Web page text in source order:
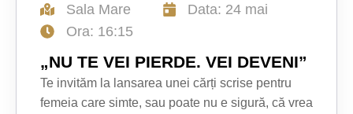
Sala Mare
Data: 24 mai
Ora: 16:15
„NU TE VEI PIERDE. VEI DEVENI”
Te invităm la lansarea unei cărți scrise pentru
femeia care simte, sau poate nu e sigură, că vrea